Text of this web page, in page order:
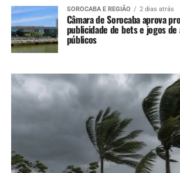
SOROCABA E REGIÃO 2 dias atrás
Câmara de Sorocaba aprova
publicidade de bets e jogos de
públicos